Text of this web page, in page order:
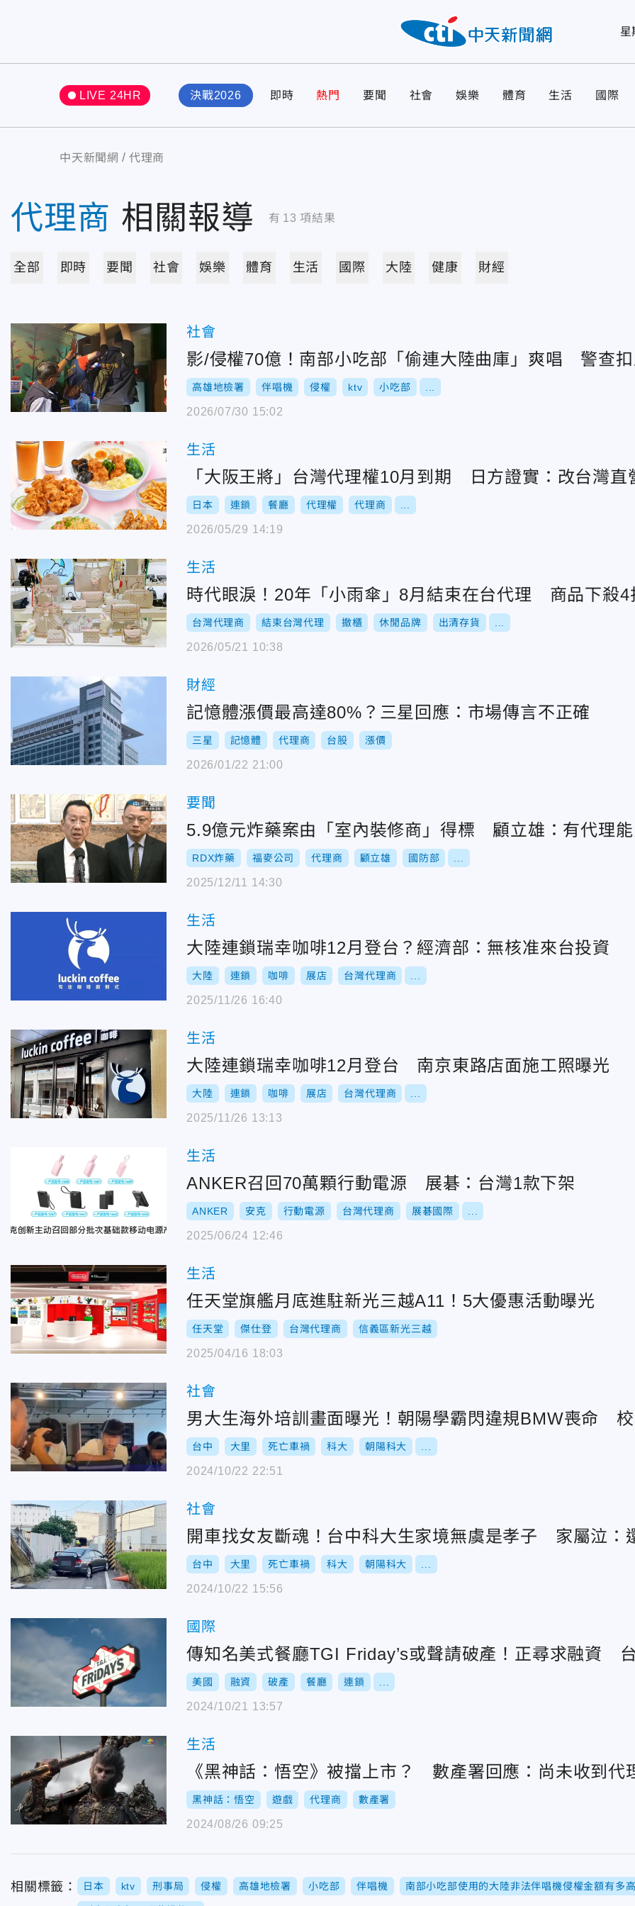
星
LIVE 24HR 決戰2026 即時 熱門 要聞 社會 娛樂 體育 生活 國際
中天新聞網 代理商
代理商 相關報導 有 13 項結果
全部 即時 要聞 社會 娛樂 體育 生活 國際 大陸 健康 財經
社會
影/侵權70億！南部小吃部「偷連大陸曲庫」爽唱 警查扣
高雄地檢署 伴唱機 侵權 ktv 小吃部
2026/07/30 15:02
生活
「大阪王將」台灣代理權10月到期 日方證實：改台灣直
日本 連鎖 餐廳 代理權 代理商
2026/05/29 14:19
生活
時代眼淚！20年「小雨傘」8月結束在台代理 商品下殺4
台灣代理商 結束台灣代理 撤櫃 休閒品牌 出清存貨
2026/05/21 10:38
財經
記憶體漲價最高達80%？三星回應：市場傳言不正確
三星 記憶體 代理商 台股 漲價
2026/01/22 21:00
要聞
5.9億元炸藥案由「室內裝修商」得標 顧立雄：有代理
RDX炸藥 福麥公司 代理商 顧立雄 國防部
2025/12/11 14:30
生活
大陸連鎖瑞幸咖啡12月登台？經濟部：無核准來台投資
大陸 連鎖 咖啡 展店 台灣代理商
2025/11/26 16:40
生活
大陸連鎖瑞幸咖啡12月登台 南京東路店面施工照曝光
大陸 連鎖 咖啡 展店 台灣代理商
2025/11/26 13:13
生活
ANKER召回70萬顆行動電源 展碁：台灣1款下架
ANKER 安克 行動電源 台灣代理商 展碁國際
2025/06/24 12:46
生活
任天堂旗艦月底進駐新光三越A11！5大優惠活動曝光
任天堂 傑仕登 台灣代理商 信義區新光三越
2025/04/16 18:03
社會
男大生海外培訓畫面曝光！朝陽學霸閃違規BMW喪命 校
台中 大里 死亡車禍 科大 朝陽科大
2024/10/22 22:51
社會
開車找女友斷魂！台中科大生家境無虞是孝子 家屬泣：
台中 大里 死亡車禍 科大 朝陽科大
2024/10/22 15:56
國際
傳知名美式餐廳TGI Friday’s或聲請破產！正尋求融資
美國 融資 破產 餐廳 連鎖
2024/10/21 13:57
生活
《黑神話：悟空》被擋上市？ 數產署回應：尚未收到代
黑神話：悟空 遊戲 代理商 數產署
2024/08/26 09:25
相關標籤： 日本 ktv 刑事局 侵權 高雄地檢署 小吃部 伴唱機 南部小吃部使用的大陸非法伴唱機侵權金額有多高